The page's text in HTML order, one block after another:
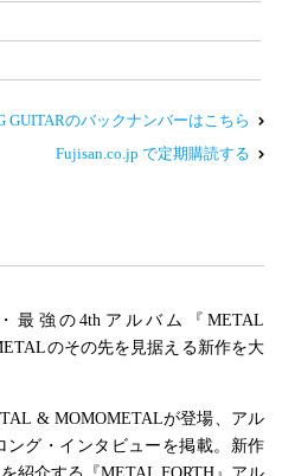
GUITARのバックナンバーはこちら
Fujisan.co.jp で定期購読する
最強の4thアルバム『METAL
のその先を見据える新作を大
& MOMOMETALが登場、アル
グ・インタビューを掲載。新作